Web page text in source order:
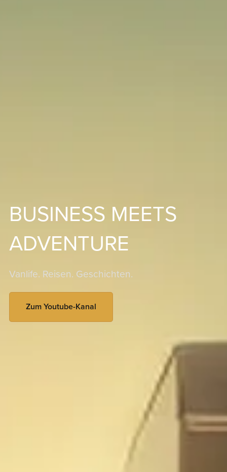
BUSINESS MEETS
ADVENTURE
Vanlife. Reisen. Geschichten.
Zum Youtube-Kanal